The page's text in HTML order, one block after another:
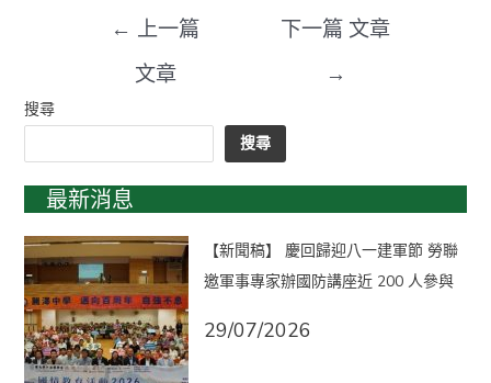
← 上一篇
文章
下一篇 文章
→
搜尋
搜尋
最新消息
【新聞稿】 慶回歸迎八一建軍節 勞聯
邀軍事專家辦國防講座近 200 人參與
29/07/2026